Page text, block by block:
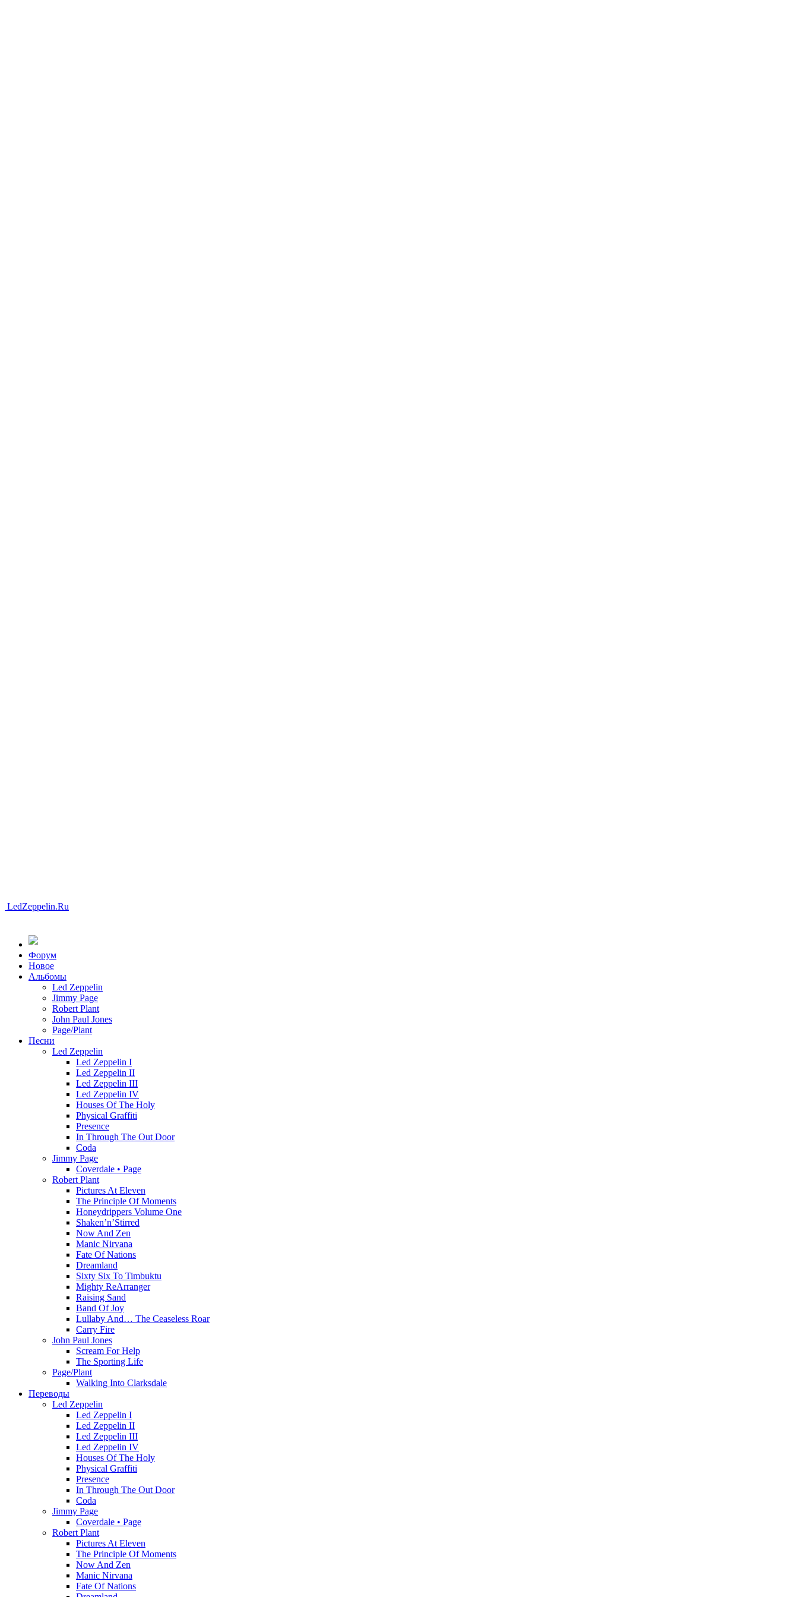
LedZeppelin.Ru
Форум
Новоe
Альбомы
Led Zeppelin
Jimmy Page
Robert Plant
John Paul Jones
Page/Plant
Песни
Led Zeppelin
Led Zeppelin I
Led Zeppelin II
Led Zeppelin III
Led Zeppelin IV
Houses Of The Holy
Physical Graffiti
Presence
In Through The Out Door
Coda
Jimmy Page
Coverdale • Page
Robert Plant
Pictures At Eleven
The Principle Of Moments
Honeydrippers Volume One
Shaken’n’Stirred
Now And Zen
Manic Nirvana
Fate Of Nations
Dreamland
Sixty Six To Timbuktu
Mighty ReArranger
Raising Sand
Band Of Joy
Lullaby And… The Ceaseless Roar
Carry Fire
John Paul Jones
Scream For Help
The Sporting Life
Page/Plant
Walking Into Clarksdale
Переводы
Led Zeppelin
Led Zeppelin I
Led Zeppelin II
Led Zeppelin III
Led Zeppelin IV
Houses Of The Holy
Physical Graffiti
Presence
In Through The Out Door
Coda
Jimmy Page
Coverdale • Page
Robert Plant
Pictures At Eleven
The Principle Of Moments
Now And Zen
Manic Nirvana
Fate Of Nations